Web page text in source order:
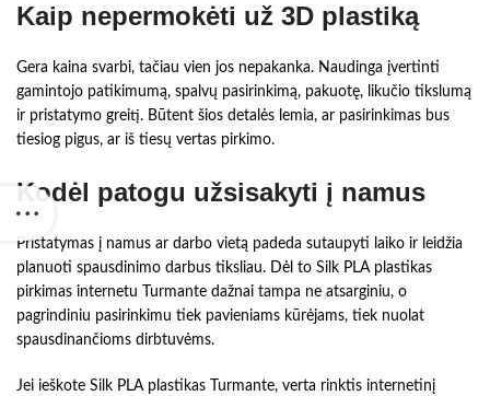
Kaip nepermokėti už 3D plastiką
Gera kaina svarbi, tačiau vien jos nepakanka. Naudinga įvertinti
gamintojo patikimumą, spalvų pasirinkimą, pakuotę, likučio tikslumą
ir pristatymo greitį. Būtent šios detalės lemia, ar pasirinkimas bus
tiesiog pigus, ar iš tiesų vertas pirkimo.
Kodėl patogu užsisakyti į namus
Pristatymas į namus ar darbo vietą padeda sutaupyti laiko ir leidžia
planuoti spausdinimo darbus tiksliau. Dėl to Silk PLA plastikas
pirkimas internetu Turmante dažnai tampa ne atsarginiu, o
pagrindiniu pasirinkimu tiek pavieniams kūrėjams, tiek nuolat
spausdinančioms dirbtuvėms.
Jei ieškote Silk PLA plastikas Turmante, verta rinktis internetinį